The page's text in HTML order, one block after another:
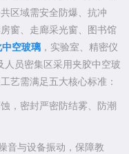
区域需安全防爆、抗冲
窗、走廊采光窗、图书馆
中空玻璃 ，实验室、精密仪
员密集区采用夹胶中空玻
艺需满足五大核心标准：
，密封严密防结雾、防潮
音与设备振动，保障教